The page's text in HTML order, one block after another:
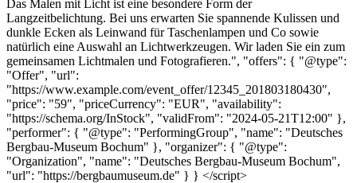
Das Malen mit Licht ist eine besondere Form der
Langzeitbelichtung. Bei uns erwarten Sie spannende Kulissen und
dunkle Ecken als Leinwand für Taschenlampen und Co sowie
natürlich eine Auswahl an Lichtwerkzeugen. Wir laden Sie ein zum
gemeinsamen Lichtmalen und Fotografieren.", "offers": { "@type":
"Offer", "url":
"https://www.example.com/event_offer/12345_201803180430",
"price": "59", "priceCurrency": "EUR", "availability":
"https://schema.org/InStock", "validFrom": "2024-05-21T12:00" },
"performer": { "@type": "PerformingGroup", "name": "Deutsches
Bergbau-Museum Bochum" }, "organizer": { "@type":
"Organization", "name": "Deutsches Bergbau-Museum Bochum",
"url": "https://bergbaumuseum.de" } } </script>